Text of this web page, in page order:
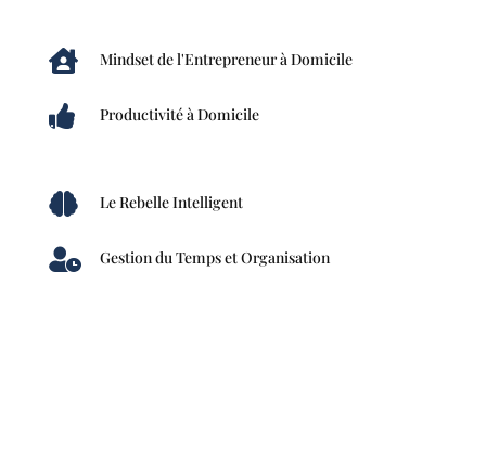
 Mindset de l'Entrepreneur à Domicile
 Productivité à Domicile
 Le Rebelle Intelligent
 Gestion du Temps et Organisation